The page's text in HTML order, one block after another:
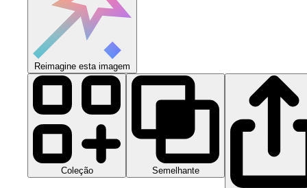
Reimagine esta imagem
Coleção Semelhante